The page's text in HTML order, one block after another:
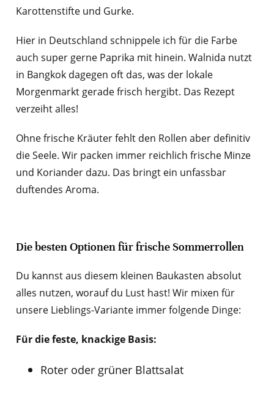
Karottenstifte und Gurke.
Hier in Deutschland schnippele ich für die Farbe
auch super gerne Paprika mit hinein. Walnida nutzt
in Bangkok dagegen oft das, was der lokale
Morgenmarkt gerade frisch hergibt. Das Rezept
verzeiht alles!
Ohne frische Kräuter fehlt den Rollen aber definitiv
die Seele. Wir packen immer reichlich frische Minze
und Koriander dazu. Das bringt ein unfassbar
duftendes Aroma.
Die besten Optionen für frische Sommerrollen
Du kannst aus diesem kleinen Baukasten absolut
alles nutzen, worauf du Lust hast! Wir mixen für
unsere Lieblings-Variante immer folgende Dinge:
Für die feste, knackige Basis:
Roter oder grüner Blattsalat